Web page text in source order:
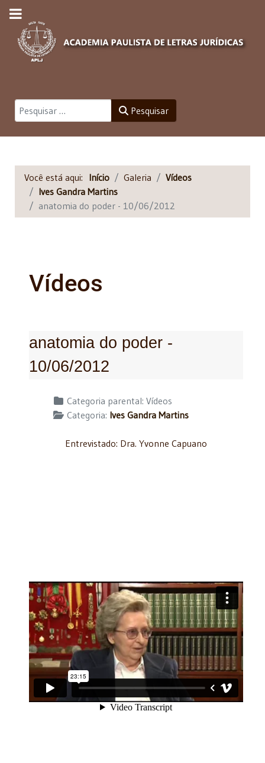
Pesquisar Pesquisar
Você está aqui: Início Galeria
Vídeos
Ives Gandra Martins
anatomia do poder - 10/06/2012
Vídeos
anatomia do poder -
10/06/2012
Detalhes Categoria parental: Vídeos
Categoria: Ives Gandra Martins
Entrevistado: Dra. Yvonne Capuano